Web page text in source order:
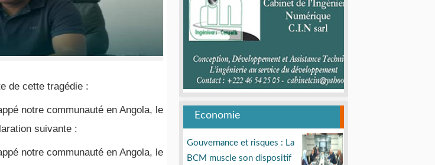
Economie
Gouvernance et risques : La
BCM muscle son dispositif
de cette tragédie :
notre communauté en Angola, le
suivante :
notre communauté en Angola, le